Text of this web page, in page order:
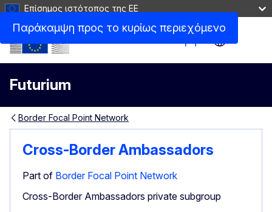
Παράκαμψη προς το κυρίως περιεχόμενο
Επίσημος ιστότοπος της ΕΕ
Futurium
Site Menu
Border Focal Point Network
Cross-Border Ambassadors
Part of Border Focal Point Network
Cross-Border Ambassadors private subgroup